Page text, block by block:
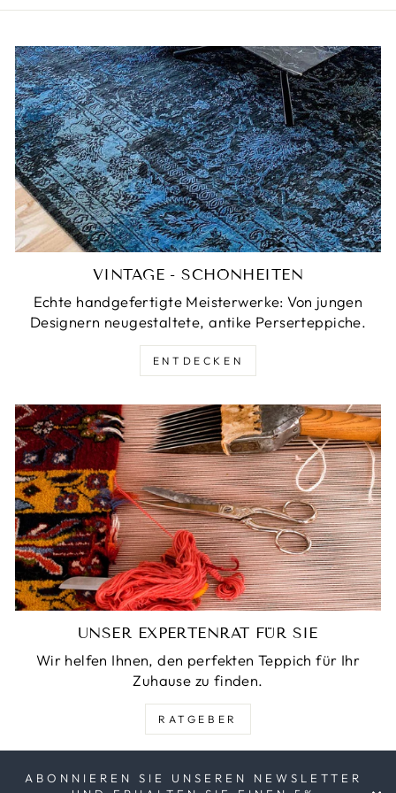
VINTAGE - SCHÖNHEITEN
Echte handgefertigte Meisterwerke: Von jungen
Designern neugestaltete, antike Perserteppiche.
ENTDECKEN
UNSER EXPERTENRAT FÜR SIE
Wir helfen Ihnen, den perfekten Teppich für Ihr
Zuhause zu finden.
RATGEBER
ABONNIEREN SIE UNSEREN NEWSLETTER